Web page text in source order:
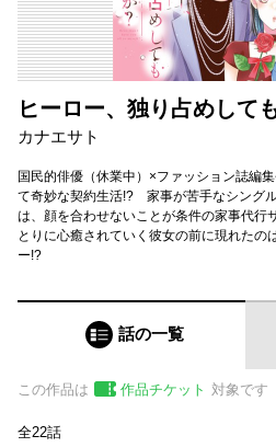
ヒーロー、独り占めして
カナエサト
国民的俳優（休業中）×ファッション誌編
て奇妙な契約生活!? 家事が苦手なシング
は、顔を合わせないことが条件の家事代行
とりに心癒されていく彼女の前に現れた
ー!?
話の一覧
この作品は 作品チケット 対象です
全22話